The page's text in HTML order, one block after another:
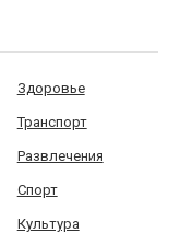
Здоровье
Транспорт
Развлечения
Спорт
Культура